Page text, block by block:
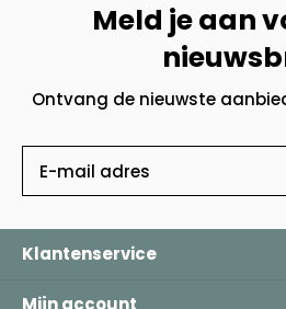
Meld je aan
Ontvang de nieuwste
Klantenservice